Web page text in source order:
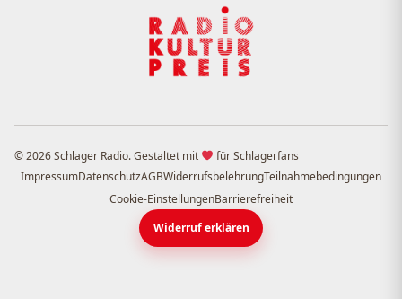
© 2026 Schlager Radio. Gestaltet mit
für Schlagerfans
ImpressumDatenschutzAGBWiderrufsbelehrungTeilnahmebedingungen
Cookie-EinstellungenBarrierefreiheit
Widerruf erklären